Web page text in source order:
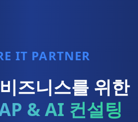
IT PARTNER
즈니스를 위한
& AI 컨설팅